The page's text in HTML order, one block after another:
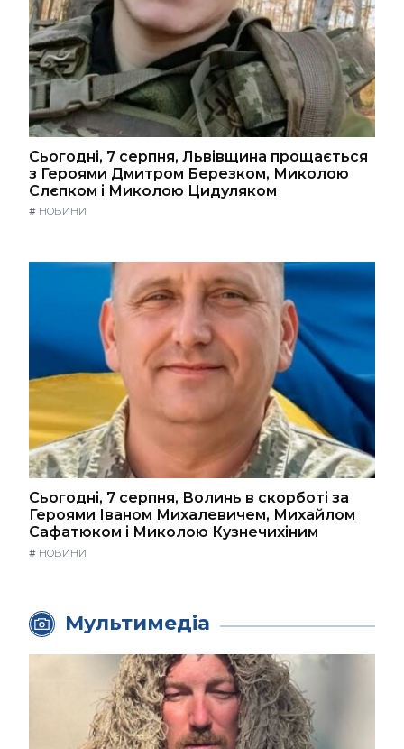
Сьогодні, 7 серпня, Львівщина прощається
з Героями Дмитром Березком, Миколою
Слєпком і Миколою Цидуляком
# НОВИНИ
Сьогодні, 7 серпня, Волинь в скорботі за
Героями Іваном Михалевичем, Михайлом
Сафатюком і Миколою Кузнечихіним
# НОВИНИ
Мультимедіа